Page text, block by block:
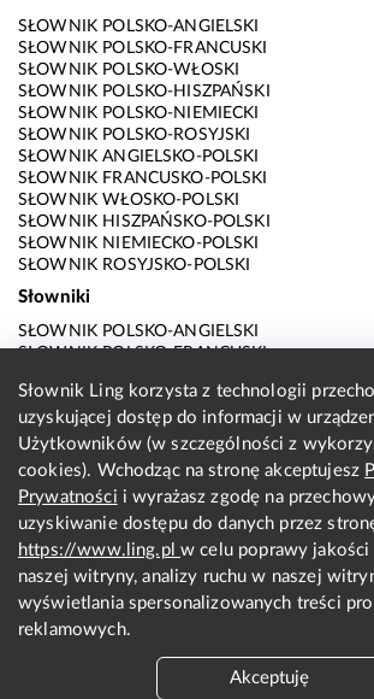
SŁOWNIK POLSKO-ANGIELSKI
SŁOWNIK POLSKO-FRANCUSKI
SŁOWNIK POLSKO-WŁOSKI
SŁOWNIK POLSKO-HISZPAŃSKI
SŁOWNIK POLSKO-NIEMIECKI
SŁOWNIK POLSKO-ROSYJSKI
SŁOWNIK ANGIELSKO-POLSKI
SŁOWNIK FRANCUSKO-POLSKI
SŁOWNIK WŁOSKO-POLSKI
SŁOWNIK HISZPAŃSKO-POLSKI
SŁOWNIK NIEMIECKO-POLSKI
SŁOWNIK ROSYJSKO-POLSKI
Słowniki
SŁOWNIK POLSKO-ANGIELSKI
SŁOWNIK POLSKO-FRANCUSKI
SŁOWNIK POLSKO-HISZPAŃSKI
SŁOWNIK POLSKO-NIEMIECKI
SŁOWNIK POLSKO-ROSYJSKI
SŁOWNIK ANGIELSKO-POLSKI
SŁOWNIK FRANCUSKO-POLSKI
SŁOWNIK WŁOSKO-POLSKI
SŁOWNIK HISZPAŃSKO-POLSKI
SŁOWNIK NIEMIECKO-POLSKI
SŁOWNIK ROSYJSKO-POLSKI
O nas
KONTAKT Z REDAKCJĄ
Słownik Ling korzysta z technologii
uzyskującej dostęp do informacji w
Użytkowników (w szczególności z
cookies). Wchodząc na stronę akceptujesz
Prywatności i wyrażasz zgodę na
uzyskiwanie dostępu do danych przez
https://www.ling.plw celu poprawy jakości
naszej witryny, analizy ruchu w naszej
wyświetlania spersonalizowanych treści
reklamowych.
Akceptuję